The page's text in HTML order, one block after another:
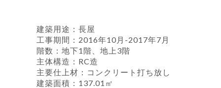
建築用途：長屋
工事期間：2016年10月-2017年7月
階数：地下1階、地上3階
主体構造：RC造
主要仕上材：コンクリート打ち放し
建築面積：137.01㎡